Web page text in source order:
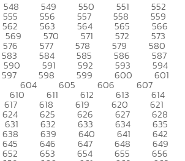
548 549 550 551 552
555 556 557 558 559
562 563 564 565 566
569 570 571 572 573
576 577 578 579 580
583 584 585 586 587
590 591 592 593 594
597 598 599 600 601
604 605 606 607
610 611 612 613 614
617 618 619 620 621
624 625 626 627 628
631 632 633 634 635
638 639 640 641 642
645 646 647 648 649
652 653 654 655 656